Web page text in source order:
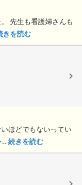
先生も看護婦さんも
きを読む
ほどでもないってい
続きを読む